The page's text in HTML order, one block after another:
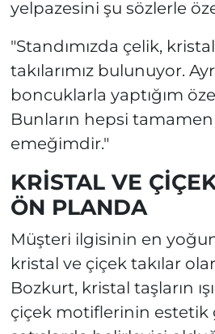
yelpazesini şu sözlerle
"Standımızda çelik,
takılarımız bulunuyor.
boncuklarla yaptığım
Bunların hepsi
emeğimdir."
KRİSTAL VE
ÖN PLANDA
Müşteri ilgisinin en
kristal ve çiçek takılar
Bozkurt, kristal taşların
çiçek motiflerinin